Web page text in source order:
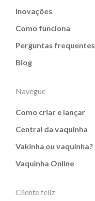
Inovações
Como funciona
Perguntas frequentes
Blog
Navegue
Como criar e lançar
Central da vaquinha
Vakinha ou vaquinha?
Vaquinha Online
Cliente feliz